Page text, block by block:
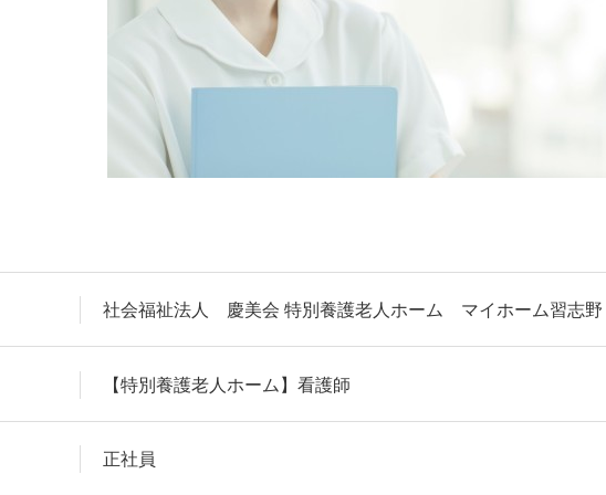
社会福祉法人 慶美会 特別養護老人ホーム マイホーム習志野
【特別養護老人ホーム】看護師
正社員